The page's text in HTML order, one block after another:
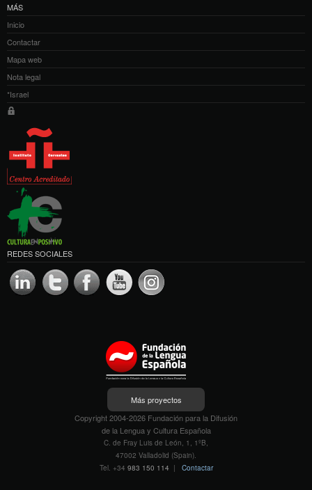
MÁS
Inicio
Contactar
Mapa web
Nota legal
*Israel
REDES SOCIALES
Más proyectos
Copyright 2004-2026 Fundación para la Difusión
de la Lengua y Cultura Española
C. de Fray Luis de León, 1, 1ºB,
47002 Valladolid (Spain).
Tel. +34 983 150 114 | Contactar